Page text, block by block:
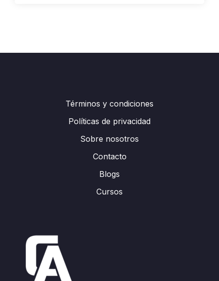
Términos y condiciones
Políticas de privacidad
Sobre nosotros
Contacto
Blogs
Cursos